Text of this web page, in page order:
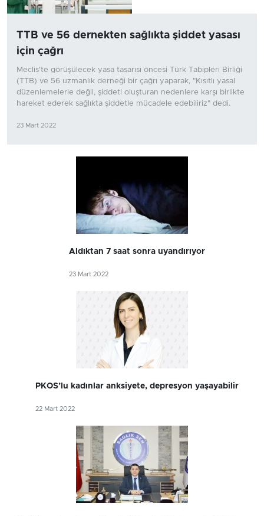
TTB ve 56 dernekten sağlıkta şiddet yasası
için çağrı
Meclis'te görüşülecek yasa tasarısı öncesi Türk Tabipleri Birliği
(TTB) ve 56 uzmanlık derneği bir çağrı yaparak, "Kısıtlı yasal
düzenlemelerle değil, şiddeti oluşturan nedenlere karşı birlikte
hareket ederek sağlıkta şiddetle mücadele edebiliriz" dedi.
23 Mart 2022
Aldıktan 7 saat sonra uyandırıyor
23 Mart 2022
PKOS’lu kadınlar anksiyete, depresyon yaşayabilir
22 Mart 2022